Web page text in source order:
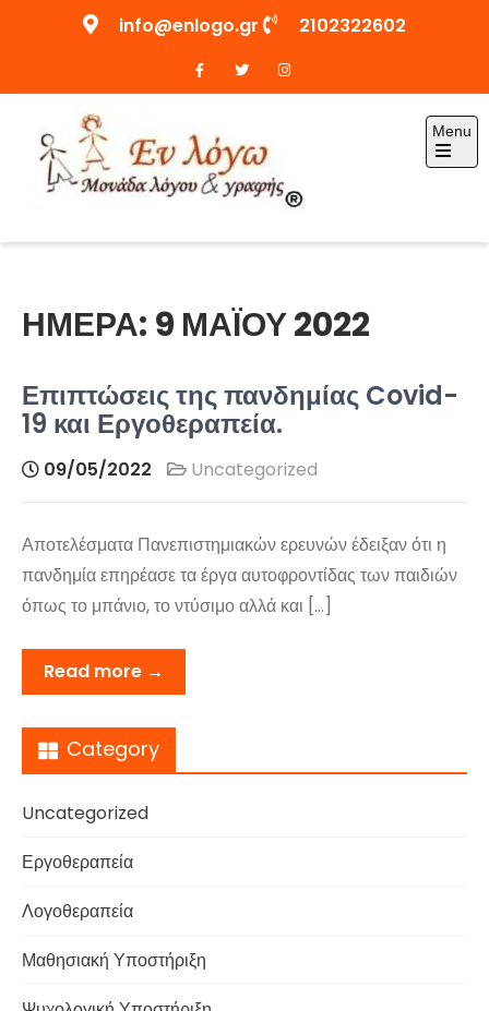
info@enlogo.gr 2102322602
Enlogo.gr
Menu
Open
ΗΜΈΡΑ: 9 ΜΑΪ́ΟΥ 2022
Επιπτώσεις της πανδημίας Covid-
19 και Εργοθεραπεία.
09/05/2022 Uncategorized
Αποτελέσματα Πανεπιστημιακών ερευνών έδειξαν ότι η
πανδημία επηρέασε τα έργα αυτοφροντίδας των παιδιών
όπως το μπάνιο, το ντύσιμο αλλά και […]
Read more →
Category
Uncategorized
Εργοθεραπεία
Λογοθεραπεία
Μαθησιακή Υποστήριξη